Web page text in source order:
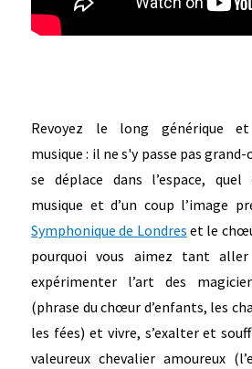
Revoyez le long générique
musique : il ne s'y passe pas
se déplace dans l’espace,
musique et d’un coup l’image
Symphonique de Londres et le
pourquoi vous aimez tant
expérimenter l’art des
(phrase du chœur d’enfants, les
les fées) et vivre, s’exalter et
valeureux chevalier amoureux